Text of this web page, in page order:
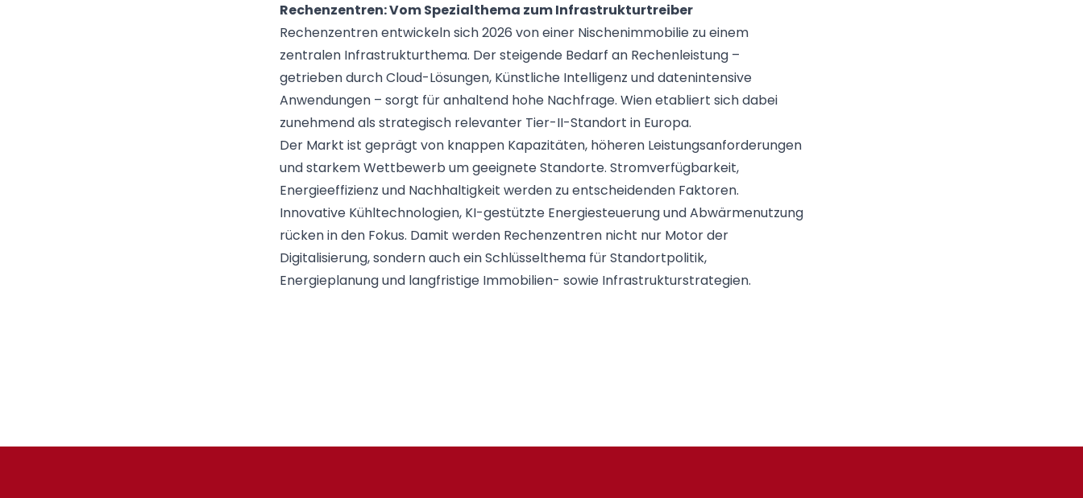
Rechenzentren: Vom Spezialthema zum Infrastrukturtreiber
Rechenzentren entwickeln sich 2026 von einer Nischenimmobilie zu einem
zentralen Infrastrukturthema. Der steigende Bedarf an Rechenleistung –
getrieben durch Cloud-Lösungen, Künstliche Intelligenz und datenintensive
Anwendungen – sorgt für anhaltend hohe Nachfrage. Wien etabliert sich dabei
zunehmend als strategisch relevanter Tier-II-Standort in Europa.
Der Markt ist geprägt von knappen Kapazitäten, höheren Leistungsanforderungen
und starkem Wettbewerb um geeignete Standorte. Stromverfügbarkeit,
Energieeffizienz und Nachhaltigkeit werden zu entscheidenden Faktoren.
Innovative Kühltechnologien, KI-gestützte Energiesteuerung und Abwärmenutzung
rücken in den Fokus. Damit werden Rechenzentren nicht nur Motor der
Digitalisierung, sondern auch ein Schlüsselthema für Standortpolitik,
Energieplanung und langfristige Immobilien- sowie Infrastrukturstrategien.